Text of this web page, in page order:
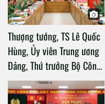
Thượng tướng, TS Lê Quốc
Hùng, Ủy viên Trung ương
Đảng, Thứ trưởng Bộ Công
an làm việc với Học viện
Chính trị Công an nhân dân